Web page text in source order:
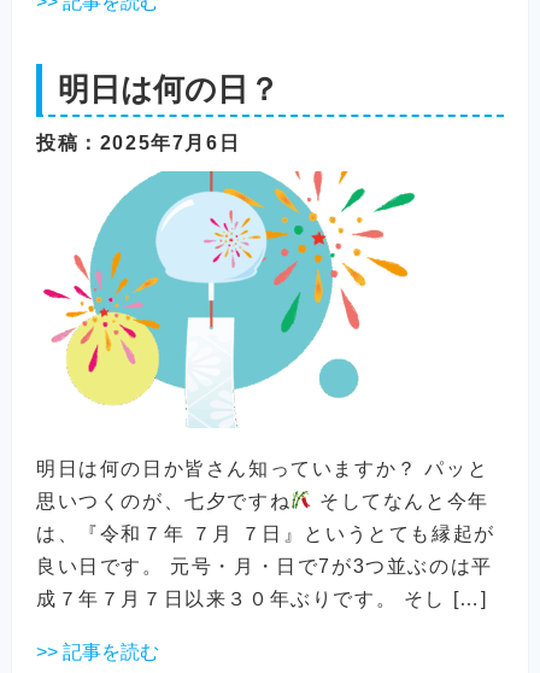
明日は何の日？
投稿 ：2025年7月6日
明日は何の日か皆さん知っていますか？ パッと
思いつくのが、七夕ですね
そしてなんと今年
は、『令和７年 ７月 ７日』というとても縁起が
良い日です。 元号・月・日で7が3つ並ぶのは平
成７年７月７日以来３０年ぶりです。 そし […]
>> 記事を読む